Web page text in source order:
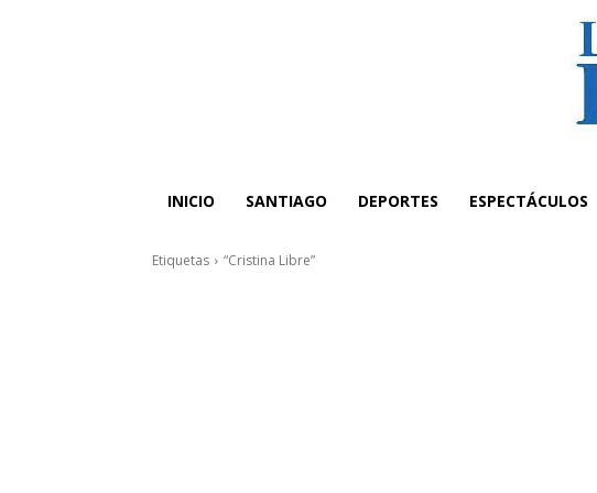
INICIO SANTIAGO DEPORTES ESPECTÁCULOS
Etiquetas “Cristina Libre”